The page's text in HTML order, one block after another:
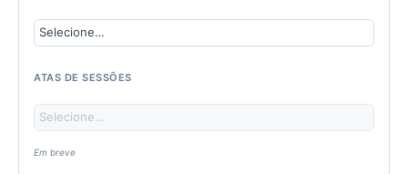
ATAS DE SESSÕES
Em breve